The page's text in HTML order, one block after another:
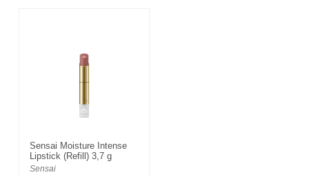
Sensai Moisture Intense
Lipstick (Refill) 3,7 g
Sensai